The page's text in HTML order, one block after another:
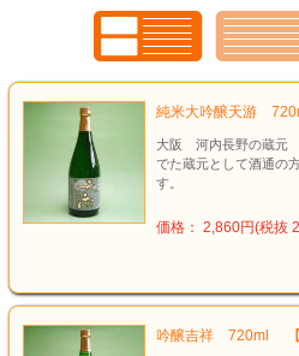
純米大吟醸天游
大阪 河内長野の蔵元
でた蔵元として酒通の
す。
価格： 2,860円(税抜
吟醸吉祥 720ml 【